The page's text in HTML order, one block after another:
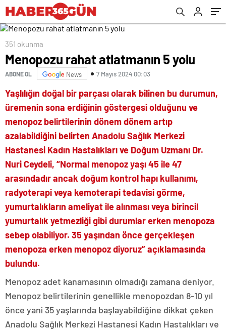
351 okunma
Menopozu rahat atlatmanın 5 yolu
ABONE OL News 7 Mayıs 2024 00:03
Yaşlılığın doğal bir parçası olarak bilinen bu durumun,
üremenin sona erdiğinin göstergesi olduğunu ve
menopoz belirtilerinin dönem dönem artıp
azalabildiğini belirten Anadolu Sağlık Merkezi
Hastanesi Kadın Hastalıkları ve Doğum Uzmanı Dr.
Nuri Ceydeli, “Normal menopoz yaşı 45 ile 47
arasındadır ancak doğum kontrol hapı kullanımı,
radyoterapi veya kemoterapi tedavisi görme,
yumurtalıkların ameliyat ile alınması veya birincil
yumurtalık yetmezliği gibi durumlar erken menopoza
sebep olabiliyor. 35 yaşından önce gerçekleşen
menopoza erken menopoz diyoruz” açıklamasında
bulundu.
Menopoz adet kanamasının olmadığı zamana deniyor.
Menopoz belirtilerinin genellikle menopozdan 8-10 yıl
önce yani 35 yaşlarında başlayabildiğine dikkat çeken
Anadolu Sağlık Merkezi Hastanesi Kadın Hastalıkları ve